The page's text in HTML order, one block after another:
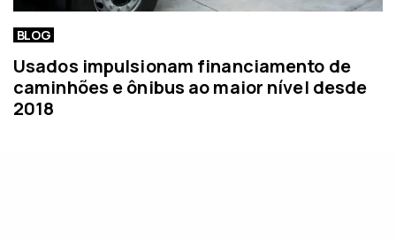
BLOG
Usados impulsionam financiamento de
caminhões e ônibus ao maior nível desde
2018